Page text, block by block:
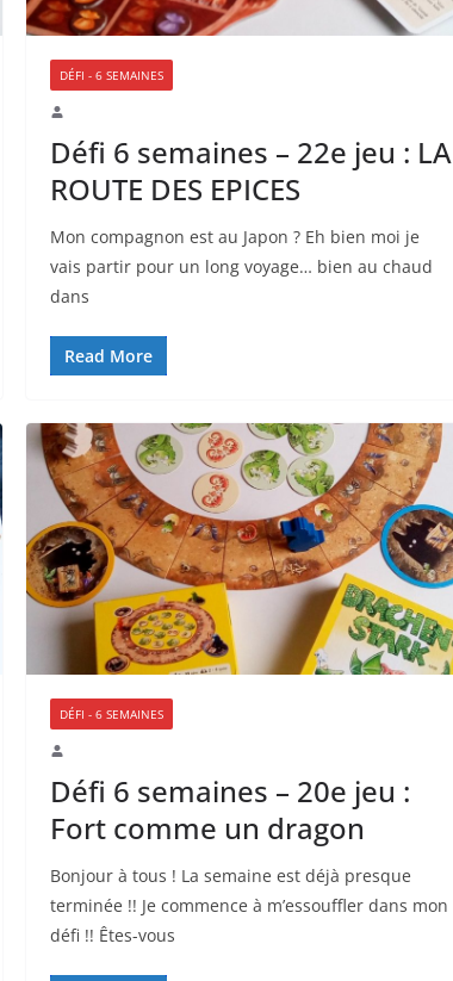
DÉFI - 6 SEMAINES
Défi 6 semaines – 22e jeu : LA
ROUTE DES EPICES
Mon compagnon est au Japon ? Eh bien moi je
vais partir pour un long voyage… bien au chaud
dans
Read More
DÉFI - 6 SEMAINES
Défi 6 semaines – 20e jeu :
Fort comme un dragon
Bonjour à tous ! La semaine est déjà presque
terminée !! Je commence à m’essouffler dans mon
défi !! Êtes-vous